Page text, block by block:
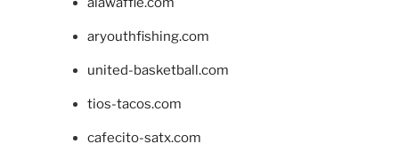
aryouthfishing.com
united-basketball.com
tios-tacos.com
cafecito-satx.com